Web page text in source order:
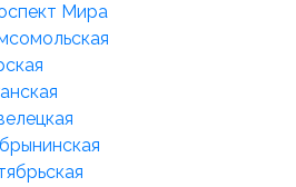
Мира